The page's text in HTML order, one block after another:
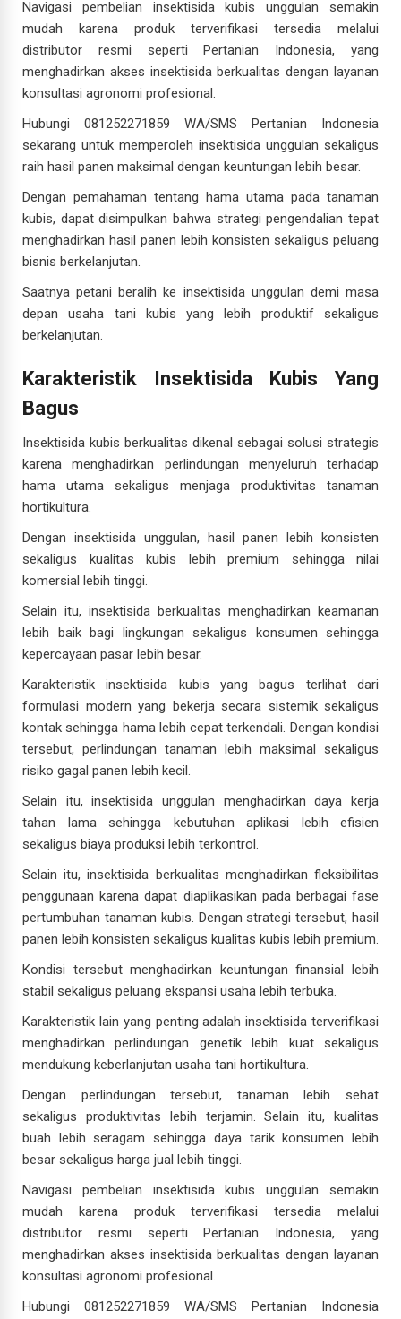
Navigasi pembelian insektisida kubis unggulan semakin
mudah karena produk terverifikasi tersedia melalui
distributor resmi seperti Pertanian Indonesia, yang
menghadirkan akses insektisida berkualitas dengan layanan
konsultasi agronomi profesional.
Hubungi 081252271859 WA/SMS Pertanian Indonesia
sekarang untuk memperoleh insektisida unggulan sekaligus
raih hasil panen maksimal dengan keuntungan lebih besar.
Dengan pemahaman tentang hama utama pada tanaman
kubis, dapat disimpulkan bahwa strategi pengendalian tepat
menghadirkan hasil panen lebih konsisten sekaligus peluang
bisnis berkelanjutan.
Saatnya petani beralih ke insektisida unggulan demi masa
depan usaha tani kubis yang lebih produktif sekaligus
berkelanjutan.
Karakteristik Insektisida Kubis Yang
Bagus
Insektisida kubis berkualitas dikenal sebagai solusi strategis
karena menghadirkan perlindungan menyeluruh terhadap
hama utama sekaligus menjaga produktivitas tanaman
hortikultura.
Dengan insektisida unggulan, hasil panen lebih konsisten
sekaligus kualitas kubis lebih premium sehingga nilai
komersial lebih tinggi.
Selain itu, insektisida berkualitas menghadirkan keamanan
lebih baik bagi lingkungan sekaligus konsumen sehingga
kepercayaan pasar lebih besar.
Karakteristik insektisida kubis yang bagus terlihat dari
formulasi modern yang bekerja secara sistemik sekaligus
kontak sehingga hama lebih cepat terkendali. Dengan kondisi
tersebut, perlindungan tanaman lebih maksimal sekaligus
risiko gagal panen lebih kecil.
Selain itu, insektisida unggulan menghadirkan daya kerja
tahan lama sehingga kebutuhan aplikasi lebih efisien
sekaligus biaya produksi lebih terkontrol.
Selain itu, insektisida berkualitas menghadirkan fleksibilitas
penggunaan karena dapat diaplikasikan pada berbagai fase
pertumbuhan tanaman kubis. Dengan strategi tersebut, hasil
panen lebih konsisten sekaligus kualitas kubis lebih premium.
Kondisi tersebut menghadirkan keuntungan finansial lebih
stabil sekaligus peluang ekspansi usaha lebih terbuka.
Karakteristik lain yang penting adalah insektisida terverifikasi
menghadirkan perlindungan genetik lebih kuat sekaligus
mendukung keberlanjutan usaha tani hortikultura.
Dengan perlindungan tersebut, tanaman lebih sehat
sekaligus produktivitas lebih terjamin. Selain itu, kualitas
buah lebih seragam sehingga daya tarik konsumen lebih
besar sekaligus harga jual lebih tinggi.
Navigasi pembelian insektisida kubis unggulan semakin
mudah karena produk terverifikasi tersedia melalui
distributor resmi seperti Pertanian Indonesia, yang
menghadirkan akses insektisida berkualitas dengan layanan
konsultasi agronomi profesional.
Hubungi 081252271859 WA/SMS Pertanian Indonesia